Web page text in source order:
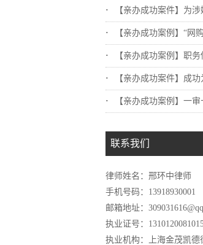
【亲办成功案件】为涉
【亲办成功案例】“网
【亲办成功案例】职务
【亲办成功案件】成功
【亲办成功案例】一审
联系我们
律师姓名：邢环中律师
手机号码：13918930001
邮箱地址：
执业证号：
执业机构：上海金茂凯德